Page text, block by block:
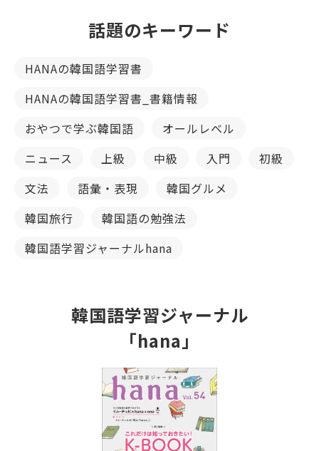
話題のキーワード
HANAの韓国語学習書
HANAの韓国語学習書_書籍情報
おやつで学ぶ韓国語
オールレベル
ニュース
上級 中級 入門
初級
文法
語彙・表現
韓国グルメ
韓国旅行
韓国語の勉強法
韓国語学習ジャーナルhana
韓国語学習ジャーナル
「hana」